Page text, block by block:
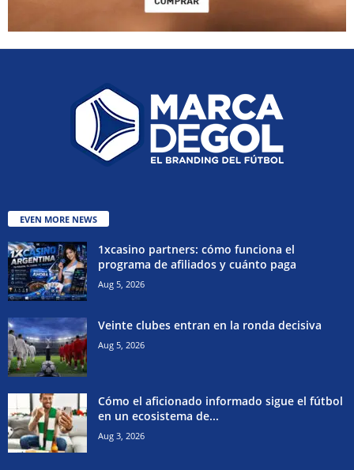
EVEN MORE NEWS
1xcasino partners: cómo funciona el
programa de afiliados y cuánto paga
Aug 5, 2026
Veinte clubes entran en la ronda decisiva
Aug 5, 2026
Cómo el aficionado informado sigue el fútbol
en un ecosistema de...
Aug 3, 2026